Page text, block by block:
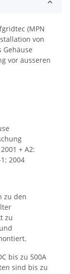
(MPN
von
Gehäuse
vor äusseren
+ A2:
2004
zu den
zu
bis zu 500A
sind bis zu